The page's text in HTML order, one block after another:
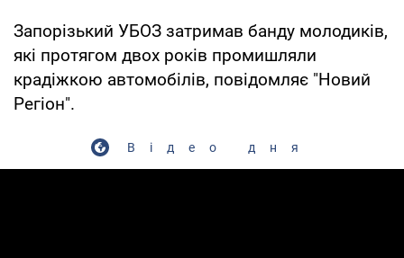
Запорізький УБОЗ затримав банду молодиків,
які протягом двох років промишляли
крадіжкою автомобілів, повідомляє "Новий
Регіон".
Відео дня